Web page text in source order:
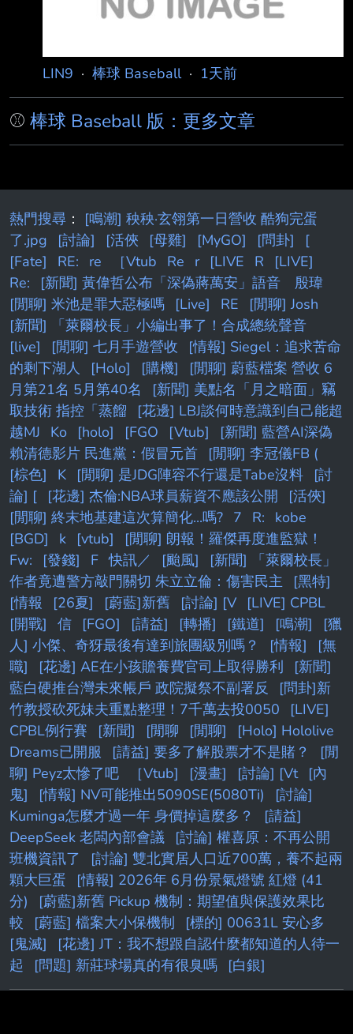
LIN9 · 棒球 Baseball· 1天前
⚾ 棒球 Baseball 版：更多文章
熱門搜尋 ： [鳴潮] 秧秧·玄翎第一日營收 酷狗完蛋
了.jpg
[討論] [活俠 [母雞] [MyGO] [問卦]
[
[Fate]
RE: re ［Vtub Re r [LIVE R
[LIVE]
Re:
[新聞] 黃偉哲公布「深偽蔣萬安」語音 殷瑋
[閒聊] 米池是罪大惡極嗎
[Live] RE
[閒聊] Josh
[新聞] 「萊爾校長」小編出事了！合成總統聲音
[live]
[閒聊] 七月手遊營收
[情報] Siegel：追求苦命
的剩下湖人
[Holo] [購機]
[閒聊] 蔚藍檔案 營收 6
月第21名 5月第40名
[新聞] 美點名「月之暗面」竊
取技術 指控「蒸餾
[花邊] LBJ談何時意識到自己能超
越MJ
Ko [holo] [FGO [Vtub]
[新聞] 藍營AI深偽
賴清德影片 民進黨：假冒元首
[閒聊] 李冠儀FB (
[棕色]
K [閒聊] 是JDG陣容不行還是Tabe沒料
[討
論] [
[花邊] 杰倫:NBA球員薪資不應該公開
[活俠]
[閒聊] 終末地基建這次算簡化...嗎? 7 R:
kobe
[BGD]
k [vtub]
[閒聊] 朗報！羅傑再度進監獄！
Fw:
[發錢] F 快訊／ [颱風]
[新聞] 「萊爾校長」
作者竟遭警方敲門關切 朱立立倫：傷害民主
[黑特]
[情報
[26夏] [蔚藍]新舊 [討論] [V
[LIVE] CPBL
[開戰]
信 [FGO] [請益] [轉播] [鐵道] [鳴潮]
[獵
人] 小傑、奇犽最後有達到旅團級別嗎？
[情報]
[無
職]
[花邊] AE在小孩贍養費官司上取得勝利
[新聞]
藍白硬推台灣未來帳戶 政院擬祭不副署反
[問卦]新
竹教授砍死妹夫重點整理！7千萬去投0050
[LIVE]
CPBL例行賽
[新聞] [閒聊 [閒聊]
[Holo] Hololive
Dreams已開服
[請益] 要多了解股票才不是賭？
[閒
聊] Peyz太慘了吧
［Vtub] [漫畫] [討論] [Vt
[內
鬼]
[情報] NV可能推出5090SE(5080Ti)
[討論]
Kuminga怎麼才過一年 身價掉這麼多？
[請益]
DeepSeek 老闆內部會議
[討論] 權喜原：不再公開
班機資訊了
[討論] 雙北實居人口近700萬，養不起兩
顆大巨蛋
[情報] 2026年 6月份景氣燈號 紅燈 (41
分)
[蔚藍]新舊 Pickup 機制：期望值與保護效果比
較
[蔚藍] 檔案大小保機制
[標的] 00631L 安心多
[鬼滅]
[花邊] JT：我不想跟自認什麼都知道的人待一
起
[問題] 新莊球場真的有很臭嗎 [白銀]